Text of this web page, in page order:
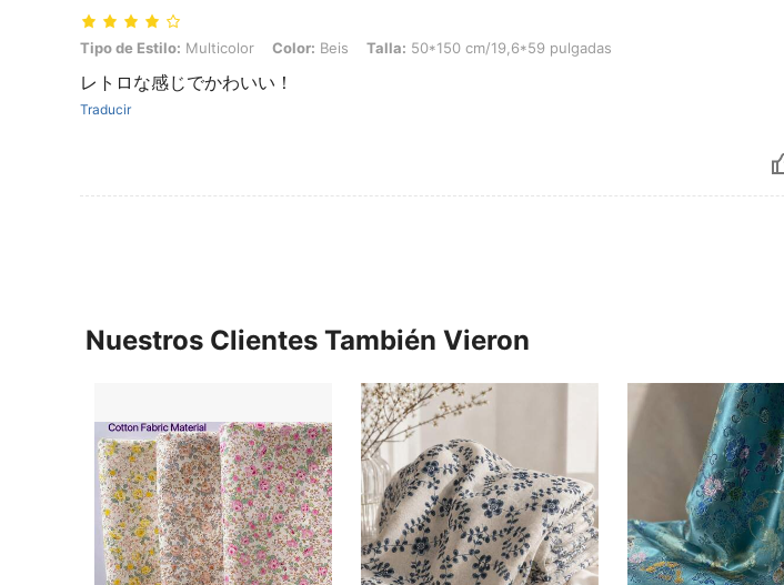
Tipo de Estilo: Multicolor, Color: Beis, Talla: 50*150 cm/19,6*59 pulgadas
Tipo de Estilo: Multicolor Color: Beis Talla: 50*150 cm/19,6*59 pulgadas
レトロな感じでかわいい！
Traducir
Nuestros Clientes También Vieron